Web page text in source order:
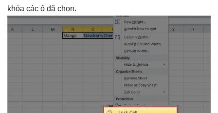
khóa các ô đã chọn.